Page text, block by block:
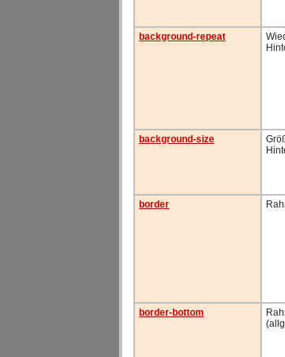
background-repeat
background-size
border
border-bottom